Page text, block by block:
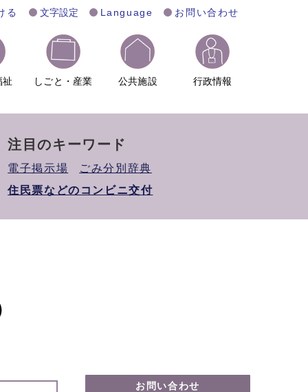
る 文字設定 Language お問い合わせ
祉 しごと・産業 公共施設 行政情報
注目のキーワード
電子掲示場
ごみ分別辞典
住民票などのコンビニ交付
お問い合わせ